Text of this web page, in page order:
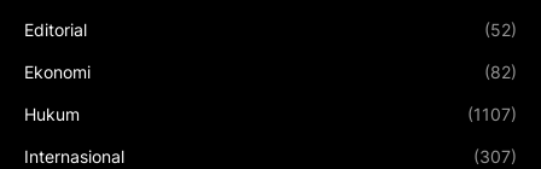
Editorial (52)
Ekonomi (82)
Hukum (1107)
Internasional (307)